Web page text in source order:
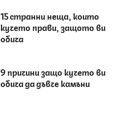
15 странни неща, които
кучето прави, защото ви
обича
9 причини защо кучето ви
обича да дъвче камъни